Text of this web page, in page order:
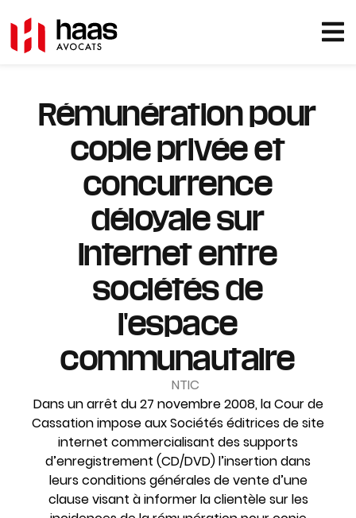
Rémunération pour
copie privée et
concurrence
déloyale sur
Internet entre
sociétés de
l'espace
communautaire
NTIC
Dans un arrêt du 27 novembre 2008, la Cour de
Cassation impose aux Sociétés éditrices de site
internet commercialisant des supports
d’enregistrement (CD/DVD) l’insertion dans
leurs conditions générales de vente d’une
clause visant à informer la clientèle sur les